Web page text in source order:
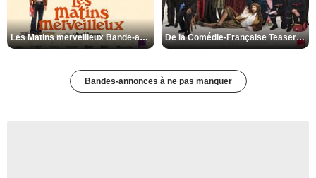
Les Matins merveilleux Bande-annonce VF De la Comédie-Française Teaser VF
Bandes-annonces à ne pas manquer